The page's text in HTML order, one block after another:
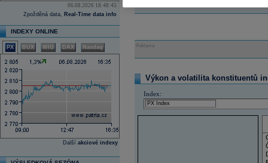
06.08.2026 18:48:45
Zpožděná data, Real-Time data info
INDEXY ONLINE
PX BUX WIG DAX Nasdaq
Další akciové indexy
Reklama
Výkon a volatilita konstituentů
Index: